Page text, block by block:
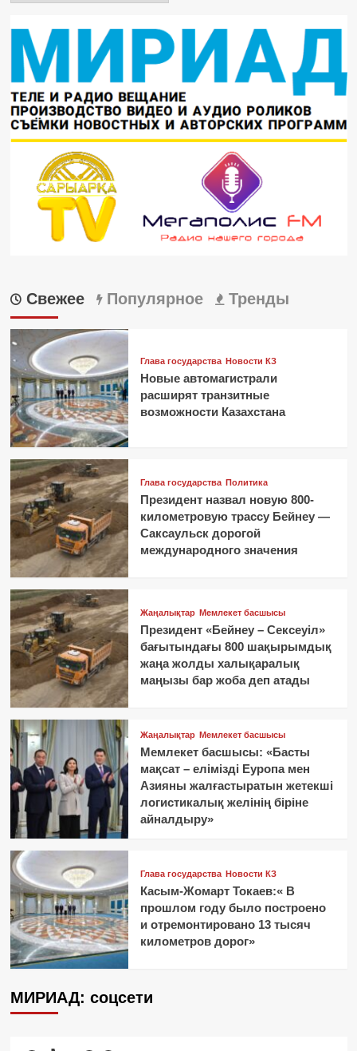
Свежее Популярное Тренды
Глава государства Новости КЗ
Новые автомагистрали
расширят транзитные
возможности Казахстана
Глава государства Политика
Президент назвал новую 800-
километровую трассу Бейнеу —
Саксаульск дорогой
международного значения
Жаңалықтар Мемлекет басшысы
Президент «Бейнеу – Сексеуіл»
бағытындағы 800 шақырымдық
жаңа жолды халықаралық
маңызы бар жоба деп атады
Жаңалықтар Мемлекет басшысы
Мемлекет басшысы: «Басты
мақсат – елімізді Еуропа мен
Азияны жалғастыратын жетекші
логистикалық желінің біріне
айналдыру»
Глава государства Новости КЗ
Касым-Жомарт Токаев:« В
прошлом году было построено
и отремонтировано 13 тысяч
километров дорог»
МИРИАД: соцсети